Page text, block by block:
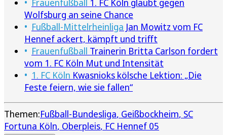
Frauenfußball 1. FC Köln glaubt gegen
Wolfsburg an seine Chance
Fußball-Mittelrheinliga Jan Mowitz vom FC
Hennef ackert, kämpft und trifft
Frauenfußball Trainerin Britta Carlson fordert
vom 1. FC Köln Mut und Intensität
1. FC Köln Kwasnioks kölsche Lektion: „Die
Feste feiern, wie sie fallen“
Themen:Fußball-Bundesliga Geißbockheim SC
Fortuna Köln Oberpleis FC Hennef 05